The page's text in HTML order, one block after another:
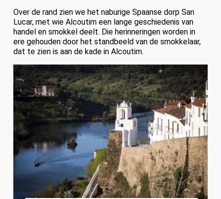
Over de rand zien we het naburige Spaanse dorp San
Lucar, met wie Alcoutim een lange geschiedenis van
handel en smokkel deelt. Die herinneringen worden in
ere gehouden door het standbeeld van de smokkelaar,
dat te zien is aan de kade in Alcoutim.